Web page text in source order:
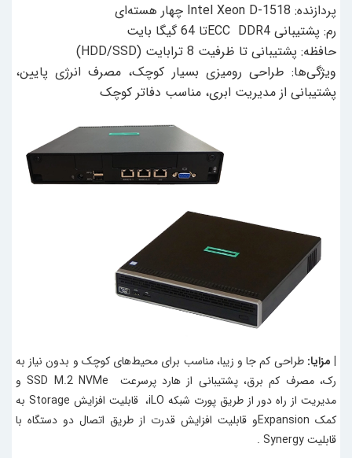
پردازنده: Intel Xeon D-1518 چهار هسته‌ای
رم: پشتیبانی ECC DDR4تا 64 گیگا بایت
حافظه: پشتیبانی تا ظرفیت 8 ترابایت (HDD/SSD)
ویژگی‌ها: طراحی رومیزی بسیار کوچک، مصرف انرژی پایین،
پشتیبانی از مدیریت ابری، مناسب دفاتر کوچک
| مزایا:طراحی کم جا و زیبا، مناسب برای محیط‌های کوچک و بدون نیاز به
رک، مصرف کم برق، پشتیبانی از هارد پرسرعت SSD M.2 NVMe و
مدیریت از راه دور از طریق پورت شبکه iLO، قابلیت افزایش Storage به
کمک Expansionو قابلیت افزایش قدرت از طریق اتصال دو دستگاه با
قابلیت Synergy .